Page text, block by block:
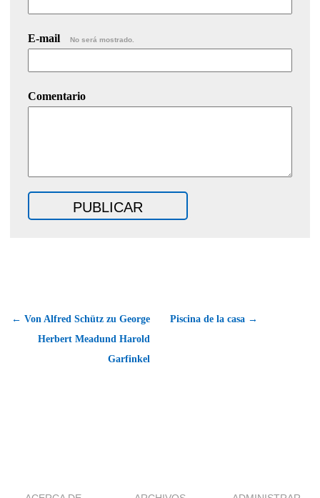
E-mail No será mostrado.
Comentario
← Von Alfred Schütz zu George
Herbert Meadund Harold
Garfinkel
Piscina de la casa →